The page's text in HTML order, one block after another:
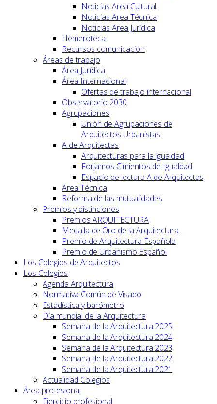
Noticias Area Cultural
Noticias Area Técnica
Noticias Area Jurídica
Hemeroteca
Recursos comunicación
Áreas de trabajo
Área Jurídica
Área Internacional
Ofertas de trabajo internacional
Observatorio 2030
Agrupaciones
Unión de Agrupaciones de
Arquitectos Urbanistas
A de Arquitectas
Arquitecturas para la igualdad
Forjamos Cimientos de Igualdad
Espacio de lectura A de Arquitectas
Area Técnica
Reforma de las mutualidades
Premios y distinciones
Premios ARQUITECTURA
Medalla de Oro de la Arquitectura
Premio de Arquitectura Española
Premio de Urbanismo Español
Los Colegios de Arquitectos
Los Colegios
Agenda Arquitectura
Normativa Común de Visado
Estadística y barómetro
Día mundial de la Arquitectura
Semana de la Arquitectura 2025
Semana de la Arquitectura 2024
Semana de la Arquitectura 2023
Semana de la Arquitectura 2022
Semana de la Arquitectura 2021
Actualidad Colegios
Área profesional
Ejercicio profesional